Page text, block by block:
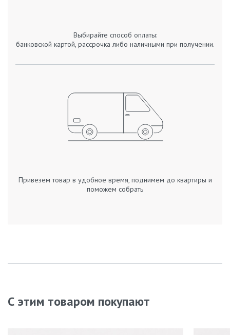
Выбирайте способ оплаты:
банковской картой, рассрочка либо наличными при получении.
Привезем товар в удобное время, поднимем до квартиры и
поможем собрать
С этим товаром покупают